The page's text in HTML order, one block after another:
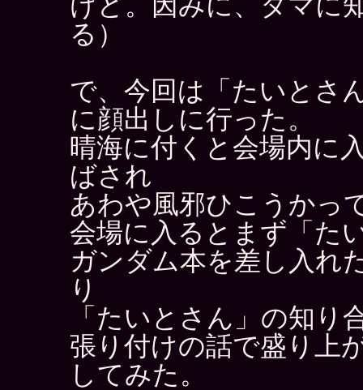
る）
で、今回は「たいとさ
に顔出しに行った。
晴海に付くと会場内に
ばされ
あわや風邪ひこうかっ
会場に入るとまず「た
ガンダム本を差し入れ
り
「たいとさん」の知り
張り付けの話で盛り上
してみた。